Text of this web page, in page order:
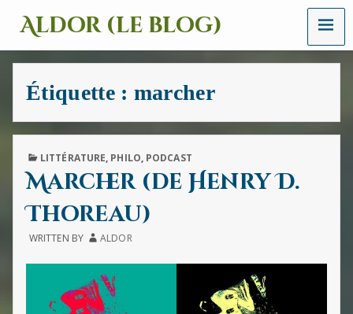
Aldor (le blog)
Un
site
avec
des
des
images
et
des
sons
MENU
Étiquette : marcher
PUBLISHED
LITTÉRATURE, PHILO, PODCAST
Marcher (de Henry D.
Thoreau)
WRITTEN BY ALDOR